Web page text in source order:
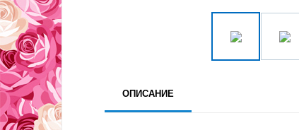
ОПИСАНИЕ